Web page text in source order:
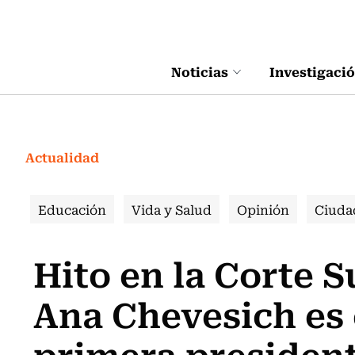
Noticias
Actualidad
Educación Vida y Salud Opinión
Hito en la Corte
Ana Chevesich